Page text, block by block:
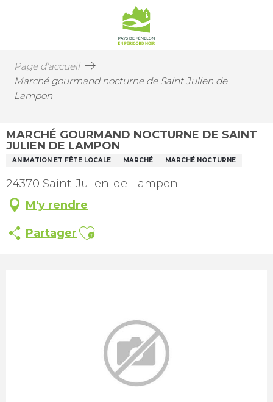
Page d’accueil
Marché gourmand nocturne de Saint Julien de
Lampon
MARCHÉ GOURMAND NOCTURNE DE SAINT
JULIEN DE LAMPON
ANIMATION ET FÊTE LOCALE MARCHÉ MARCHÉ NOCTURNE
24370 Saint-Julien-de-Lampon
M'y rendre
Partager Ajouter aux favoris